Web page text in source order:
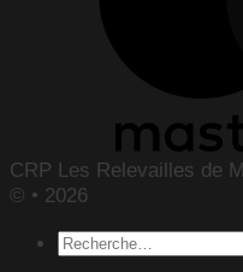
CRP Les Relevailles de
© • 2026
Recherche